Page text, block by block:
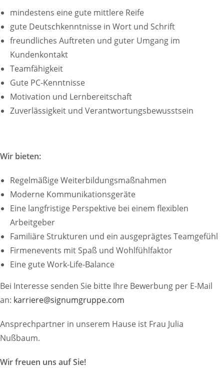
mindestens eine gute mittlere Reife
gute Deutschkenntnisse in Wort und Schrift
freundliches Auftreten und guter Umgang im
Kundenkontakt
Teamfähigkeit
Gute PC-Kenntnisse
Motivation und Lernbereitschaft
Zuverlässigkeit und Verantwortungsbewusstsein
Wir bieten:
Regelmäßige Weiterbildungsmaßnahmen
Moderne Kommunikationsgeräte
Eine langfristige Perspektive bei einem flexiblen
Arbeitgeber
Familiäre Strukturen und ein ausgeprägtes Teamgefühl
Firmenevents mit Spaß und Wohlfühlfaktor
Eine gute Work-Life-Balance
Bei Interesse senden Sie bitte Ihre Bewerbung per E-Mail
an: karriere@signumgruppe.com
Ansprechpartner in unserem Hause ist Frau Julia
Nußbaum.
Wir freuen uns auf Sie!